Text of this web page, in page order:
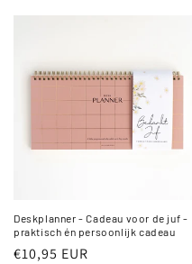
Deskplanner - Cadeau voor de juf -
praktisch én persoonlijk cadeau
Normale
€10,95 EUR